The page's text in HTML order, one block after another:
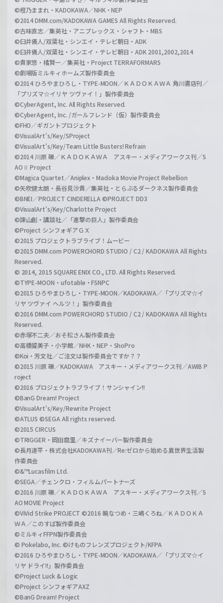
©橙乃ままれ・KADOKAWA／NHK・NEP
©2014 DMM.com/KADOKAWA GAMES All Rights Reserved.
©古味直志／集英社・アニプレックス・シャフト・MBS
©臼井儀人/双葉社・シンエイ・テレビ朝日・ADK
©臼井儀人/双葉社・シンエイ・テレビ朝日・ADK 2001,2002,2014
©貴家悠・橘賢一／集英社・Project TERRAFORMARS
©劇場版ミルキィホームズ製作委員会
©2014 ひろやまひろし・TYPE-MOON／ＫＡＤＯＫＡＷＡ 角川書店刊／
「プリズマ☆イリヤ ツヴァイ！」製作委員会
©CyberAgent, Inc. All Rights Reserved.
©CyberAgent, Inc. /ガールフレンド（仮）製作委員会
©FHO／ギガントプロジェクト
©VisualArt's/Key/SProject
©VisualArt's/Key/Team Little Busters! Refrain
©2014 川原 礫／ＫＡＤＯＫＡＷＡ アスキー・メディアワークス刊／S
AOⅡ Project
©Magica Quartet／Aniplex・Madoka Movie Project Rebellion
©矢吹健太朗・長谷見沙貴／集英社・とらぶるダークネス製作委員会
©BNEI／PROJECT CINDERELLA ©PROJECT DD3
©VisualArt's/Key/Charlotte Project
©諫山創・講談社／「進撃の巨人」製作委員会
©Project シンフォギアＧＸ
©2015 プロジェクトラブライブ！ムービー
©2015 DMM.com POWERCHORD STUDIO / C2 / KADOKAWA All Rights
Reserved.
© 2014, 2015 SQUARE ENIX CO., LTD. All Rights Reserved.
©TYPE-MOON・ufotable・FSNPC
©2015 ひろやまひろし・TYPE-MOON／KADOKAWA／「プリズマ☆イ
リヤ ツヴァイ ヘルツ！」製作委員会
©2016 DMM.com POWERCHORD STUDIO / C2 / KADOKAWA All Rights
Reserved.
©赤塚不二夫／おそ松さん製作委員会
©高橋留美子・小学館／NHK・NEP・ShoPro
©Koi・芳文社／ご注文は製作委員会ですか？？
©2015 川原 礫／KADOKAWA アスキー・メディアワークス刊／AWIB P
roject
©2016 プロジェクトラブライブ！サンシャイン!!
©BanG Dream! Project
©VisualArt's/Key/Rewrite Project
©ATLUS ©SEGA All rights reserved.
©2015 CIRCUS
©TRIGGER・岡田麿里／キズナイーバー製作委員会
©長月達平・株式会社KADOKAWA刊／Re:ゼロから始める異世界生活製
作委員会
©&™Lucasfilm Ltd.
©SEGA／チェンクロ・フィルムパートナーズ
©2016 川原 礫／ＫＡＤＯＫＡＷＡ アスキー・メディアワークス刊／S
AO MOVIE Project
©ViVid Strike PROJECT ©2016 暁なつめ・三嶋くろね／ＫＡＤＯＫＡ
ＷＡ／このすば製作委員会
©ミルキィFFPN製作委員会
© Pokelabo, Inc. ©けものフレンズプロジェクト/KFPA
©2016 ひろやまひろし・TYPE-MOON／KADOKAWA／「プリズマ☆イ
リヤ ドライ!!」製作委員会
©Project Luck & Logic
©Project シンフォギアAXZ
©BanG Dream! Project